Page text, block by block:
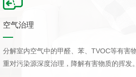
空气治理
分解室内空气中的甲醛、苯、TVOC等有害
重对污染源深度治理，降解有害物质的挥发。